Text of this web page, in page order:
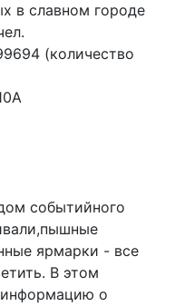
в славном городе
(количество
событийного
ярмарки - все
В этом
о